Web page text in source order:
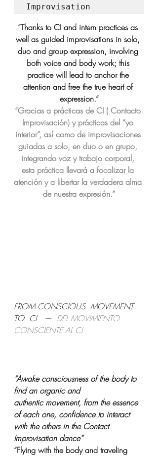
Improvisation
“Thanks to CI and intern practices as
well as guided improvisations in solo,
duo and group expression, involving
both voice and body work; this
practice will lead to anchor the
attention and free the true heart of
expression.”
“Gracias a prácticas de CI ( Contacto
Improvisación) y prácticas del “yo
interior”, así como de improvisaciones
guiadas a solo, en duo o en grupo,
integrando voz y trabajo corporal,
esta práctica llevará a focalizar la
atención y a libertar la verdadera alma
de nuestra expresión.”
FROM CONSCIOUS  MOVEMENT
TO  CI   — DEL MOVIMIENTO
CONSCIENTE AL CI
“Awake consciousness of the body to
find an organic and
authentic movement, from the essence
of each one, confidence to interact
with the others in the Contact
Improvisation dance”
“Flying with the body and traveling